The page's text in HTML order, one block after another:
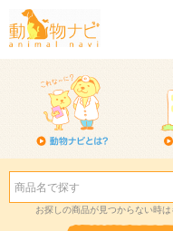
お探しの商品が見つからない時